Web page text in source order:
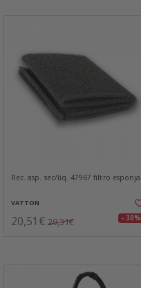
Rec. asp. sec/liq. 47967 filtro esponja
VATTON
20,51€ 29,31€ - 30%